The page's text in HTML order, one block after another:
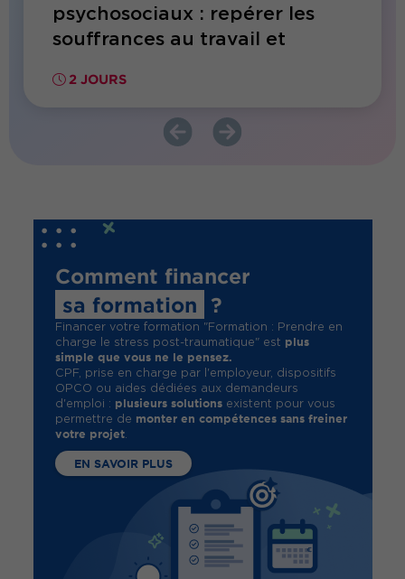
psychosociaux : repérer les
souffrances au travail et
fragilisés
2 JOURS
Comment financer
sa formation
?
Financer votre formation "Formation : Prendre en
charge le stress post-traumatique" est plus
simple que vous ne le pensez.
CPF, prise en charge par l'employeur, dispositifs
OPCO ou aides dédiées aux demandeurs
d'emploi : plusieurs solutionsexistent pour vous
permettre de monter en compétences sans freiner
votre projet.
EN SAVOIR PLUS